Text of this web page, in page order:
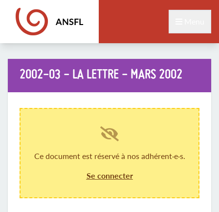
ANSFL
2002-03 - LA LETTRE - MARS 2002
Ce document est réservé à nos adhérent·e·s.
Se connecter